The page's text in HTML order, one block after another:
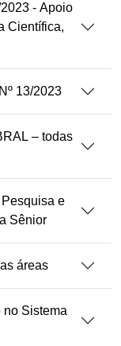
- Apoio
Científica,
13/2023
– todas
e
Sênior
áreas
no Sistema